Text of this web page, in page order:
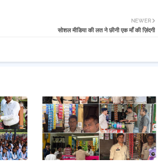
NEWER
सोशल मीडिया की लत ने छीनी एक माँ की ज़िंदगी